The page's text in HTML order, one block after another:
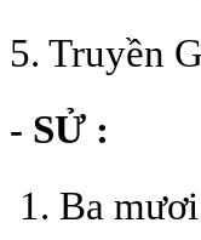
5. Truyền
- SỬ :
1. Ba